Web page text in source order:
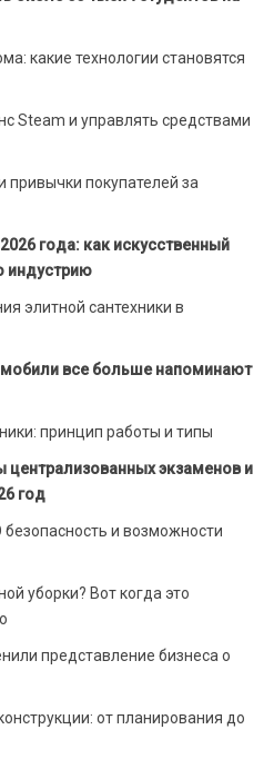
какие технологии становятся
Steam и управлять средствами
привычки покупателей за
года: как искусственный
индустрию
элитной сантехники в
все больше напоминают
принцип работы и типы
централизованных экзаменов и
год
и возможности
уборки? Вот когда это
представление бизнеса о
от планирования до